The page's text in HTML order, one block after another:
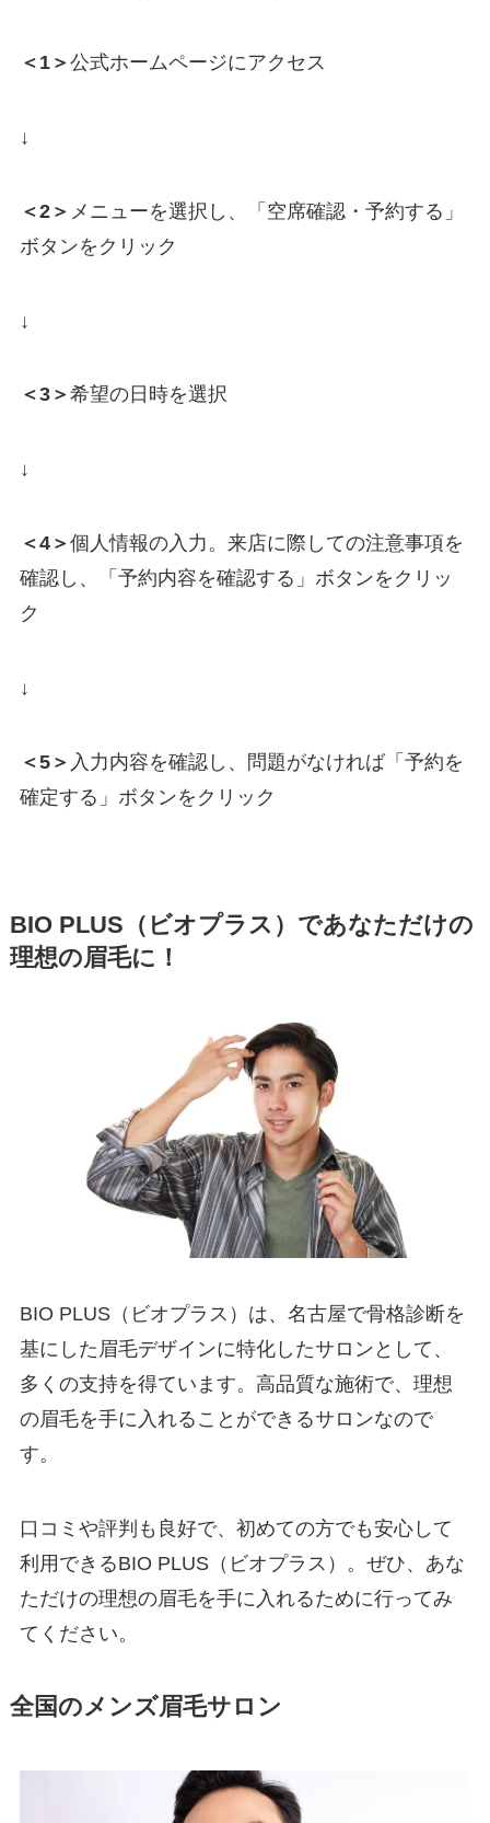
＜1＞ 公式ホームページにアクセス
↓
＜2＞ メニューを選択し、「空席確認・予約する」
ボタンをクリック
↓
＜3＞ 希望の日時を選択
↓
＜4＞ 個人情報の入力。来店に際しての注意事項を
確認し、「予約内容を確認する」ボタンをクリッ
ク
↓
＜5＞ 入力内容を確認し、問題がなければ「予約を
確定する」ボタンをクリック
BIO PLUS（ビオプラス）であなただけの
理想の眉毛に！
BIO PLUS（ビオプラス）は、名古屋で骨格診断を
基にした眉毛デザインに特化したサロンとして、
多くの支持を得ています。高品質な施術で、理想
の眉毛を手に入れることができるサロンなので
す。
口コミや評判も良好で、初めての方でも安心して
利用できるBIO PLUS（ビオプラス）。ぜひ、あな
ただけの理想の眉毛を手に入れるために行ってみ
てください。
全国のメンズ眉毛サロン